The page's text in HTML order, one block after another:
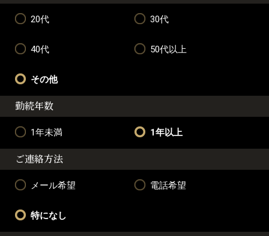
20代 30代
40代 50代以上
その他
勤続年数
1年未満 1年以上
ご連絡方法
メール希望 電話希望
特になし